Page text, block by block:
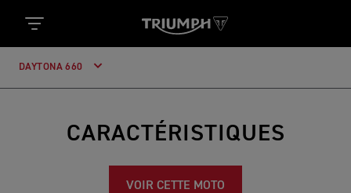
DAYTONA 660
CARACTÉRISTIQUES
VOIR CETTE MOTO